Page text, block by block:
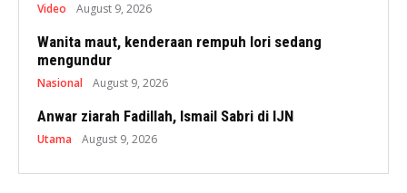
Video August 9, 2026
Wanita maut, kenderaan rempuh lori sedang
mengundur
Nasional August 9, 2026
Anwar ziarah Fadillah, Ismail Sabri di IJN
Utama August 9, 2026